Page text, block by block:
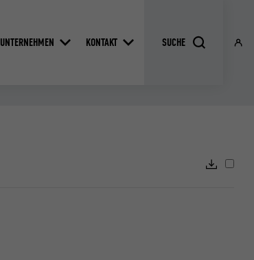
UNTERNEHMEN KONTAKT